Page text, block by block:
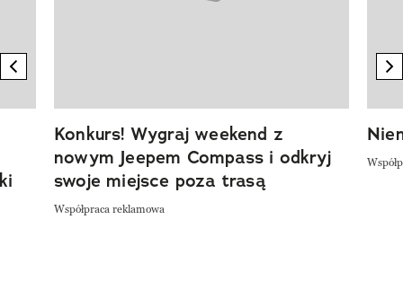
previous element
Konkurs! Wygraj weekend z
nowym Jeepem Compass i odkryj
swoje miejsce poza trasą
Współpraca reklamowa